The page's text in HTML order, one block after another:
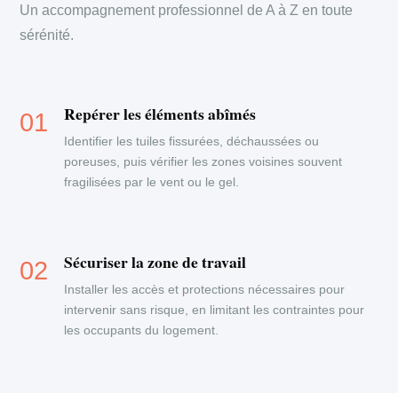
Un accompagnement professionnel de A à Z en toute
sérénité.
Repérer les éléments abîmés
Identifier les tuiles fissurées, déchaussées ou
poreuses, puis vérifier les zones voisines souvent
fragilisées par le vent ou le gel.
Sécuriser la zone de travail
Installer les accès et protections nécessaires pour
intervenir sans risque, en limitant les contraintes pour
les occupants du logement.